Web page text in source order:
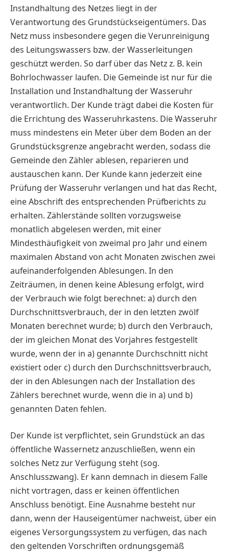
Instandhaltung des Netzes liegt in der
Verantwortung des Grundstückseigentümers. Das
Netz muss insbesondere gegen die Verunreinigung
des Leitungswassers bzw. der Wasserleitungen
geschützt werden. So darf über das Netz z. B. kein
Bohrlochwasser laufen. Die Gemeinde ist nur für die
Installation und Instandhaltung der Wasseruhr
verantwortlich. Der Kunde trägt dabei die Kosten für
die Errichtung des Wasseruhrkastens. Die Wasseruhr
muss mindestens ein Meter über dem Boden an der
Grundstücksgrenze angebracht werden, sodass die
Gemeinde den Zähler ablesen, reparieren und
austauschen kann. Der Kunde kann jederzeit eine
Prüfung der Wasseruhr verlangen und hat das Recht,
eine Abschrift des entsprechenden Prüfberichts zu
erhalten. Zählerstände sollten vorzugsweise
monatlich abgelesen werden, mit einer
Mindesthäufigkeit von zweimal pro Jahr und einem
maximalen Abstand von acht Monaten zwischen zwei
aufeinanderfolgenden Ablesungen. In den
Zeiträumen, in denen keine Ablesung erfolgt, wird
der Verbrauch wie folgt berechnet: a) durch den
Durchschnittsverbrauch, der in den letzten zwölf
Monaten berechnet wurde; b) durch den Verbrauch,
der im gleichen Monat des Vorjahres festgestellt
wurde, wenn der in a) genannte Durchschnitt nicht
existiert oder c) durch den Durchschnittsverbrauch,
der in den Ablesungen nach der Installation des
Zählers berechnet wurde, wenn die in a) und b)
genannten Daten fehlen.
Der Kunde ist verpflichtet, sein Grundstück an das
öffentliche Wassernetz anzuschließen, wenn ein
solches Netz zur Verfügung steht (sog.
Anschlusszwang). Er kann demnach in diesem Falle
nicht vortragen, dass er keinen öffentlichen
Anschluss benötigt. Eine Ausnahme besteht nur
dann, wenn der Hauseigentümer nachweist, über ein
eigenes Versorgungssystem zu verfügen, das nach
den geltenden Vorschriften ordnungsgemäß